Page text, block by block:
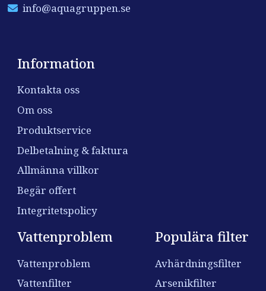
info@aquagruppen.se
Information
Kontakta oss
Om oss
Produktservice
Delbetalning & faktura
Allmänna villkor
Begär offert
Integritetspolicy
Vattenproblem
Vattenproblem
Vattenfilter
Populära filter
Avhärdningsfilter
Arsenikfilter